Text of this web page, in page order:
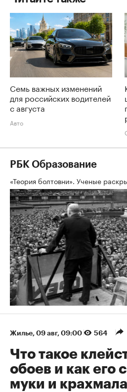
Семь важных изменений
для российских водителей
с августа
Авто
РБК Образование
«Теория болтовни». Ученые
Жилье⁠, 09 авг, 09:00 564
Что такое
обоев и как его
муки и крахмала